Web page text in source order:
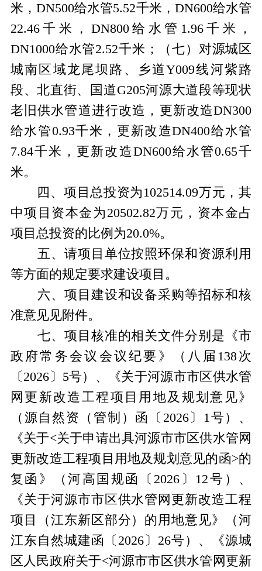
米，DN500给水管5.52千米， DN600给水管
22.46千米， DN800给水管 1.96千米，
DN1000给水管2.52千米；（七）对源城区
城南区域龙尾坝路、乡道Y009线河紫路
段、北直街、国道G205河源大道段等现状
老旧供水管道进行改造，更新改造DN300
给水管0.93千米，更新改造DN400给水管
7.84千米，更新改造DN600给水管0.65千
米。
四、项目总投资为 102514.09万元，其
中项目资本金为 20502.82万元，资本金占
项目总投资的比例为20.0%。
五、请项目单位按照环保和资源利用
等方面的规定要求建设项目。
六、项目建设和设备采购等招标和核
准意见见附件。
七、项目核准的相关文件分别是《市
政府常务会议会议纪要》（八届 138次
〔 2026 〕 5号）、《关于河源市市区供水管
网更新改造工程项目用地及规划意见》
（源自然资（管制）函〔 2026〕 1 号）、
《关于<关于申请出具河源市市区供水管网
更新改造工程项目用地及规划意见的函>的
复函》（河高国规函〔 2026 〕 12号）、
《关于河源市市区供水管网更新改造工程
项目（江东新区部分）的用地意见》（河
江东自然城建函〔 2026 〕 26号）、《源城
区人民政府关于<河源市市区供水管网更新